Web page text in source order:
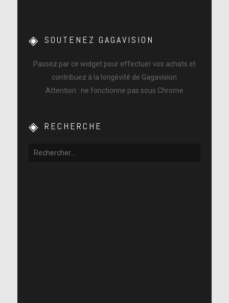
SOUTENEZ GAGAVISION
Passez par ce widget pour effectuer vos achats et
contribuez à la longévité de Gagavision
Attention : ne fonctionne pas sous Chrome
RECHERCHE